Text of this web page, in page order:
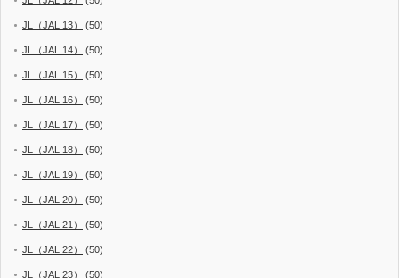
JL（JAL 13） (50)
JL（JAL 14） (50)
JL（JAL 15） (50)
JL（JAL 16） (50)
JL（JAL 17） (50)
JL（JAL 18） (50)
JL（JAL 19） (50)
JL（JAL 20） (50)
JL（JAL 21） (50)
JL（JAL 22） (50)
JL（JAL 23） (50)